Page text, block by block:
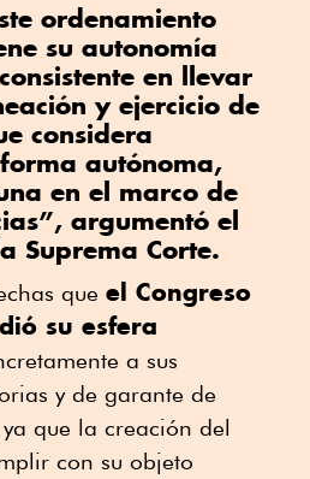
ordenamiento
su autonomía
en llevar
y ejercicio de
considera
autónoma,
en el marco de
argumentó el
Suprema Corte.
que el Congreso
su esfera
a sus
y de garante de
que la creación del
con su objeto